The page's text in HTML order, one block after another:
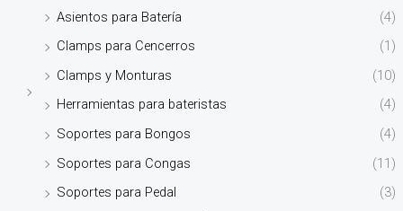
Asientos para Batería
(4)
Clamps para Cencerros
(1)
Clamps y Monturas
(10)
Herramientas para bateristas
(4)
Soportes para Bongos
(4)
Soportes para Congas
(11)
Soportes para Pedal
(3)